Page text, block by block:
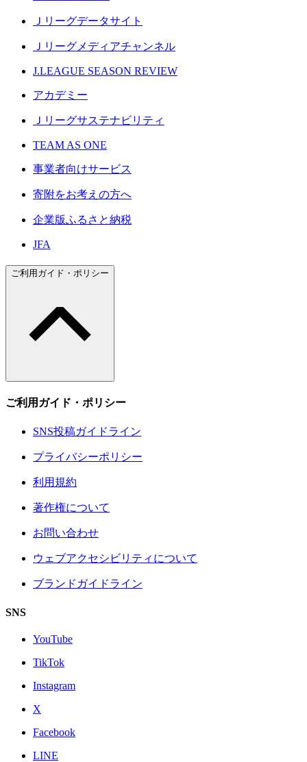
Ｊリーグデータサイト
Ｊリーグメディアチャンネル
J.LEAGUE SEASON REVIEW
アカデミー
Ｊリーグサステナビリティ
TEAM AS ONE
事業者向けサービス
寄附をお考えの方へ
企業版ふるさと納税
JFA
ご利用ガイド・ポリシー
ご利用ガイド・ポリシー
SNS投稿ガイドライン
プライバシーポリシー
利用規約
著作権について
お問い合わせ
ウェブアクセシビリティについて
ブランドガイドライン
SNS
YouTube
TikTok
Instagram
X
Facebook
LINE